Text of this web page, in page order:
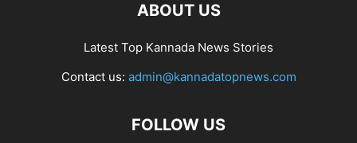
ABOUT US
Latest Top Kannada News Stories
Contact us: admin@kannadatopnews.com
FOLLOW US